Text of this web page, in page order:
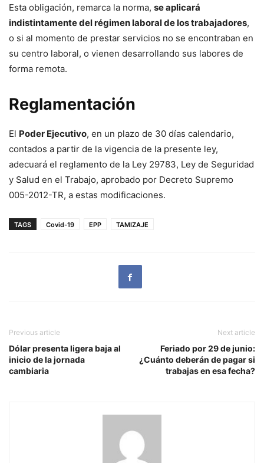
Esta obligación, remarca la norma, se aplicará
indistintamente del régimen laboral de los trabajadores,
o si al momento de prestar servicios no se encontraban en
su centro laboral, o vienen desarrollando sus labores de
forma remota.
Reglamentación
El Poder Ejecutivo, en un plazo de 30 días calendario,
contados a partir de la vigencia de la presente ley,
adecuará el reglamento de la Ley 29783, Ley de Seguridad
y Salud en el Trabajo, aprobado por Decreto Supremo
005-2012-TR, a estas modificaciones.
TAGS Covid-19 EPP TAMIZAJE
Previous article
Dólar presenta ligera baja al
inicio de la jornada
cambiaria
Next article
Feriado por 29 de junio:
¿Cuánto deberán de pagar si
trabajas en esa fecha?